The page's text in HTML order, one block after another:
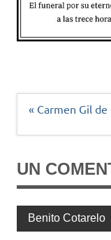
Navegación
« Carmen Gil
UN
Benito Cotarelo